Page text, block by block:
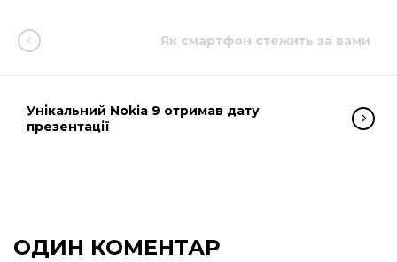
Як смартфон стежить за вами
Унікальний Nokia 9 отримав дату
презентації
ОДИН КОМЕНТАР